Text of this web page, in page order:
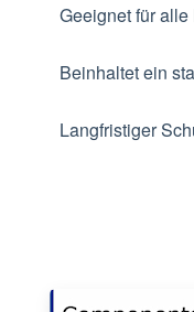
Geeignet für
Beinhaltet ein
Langfristiger